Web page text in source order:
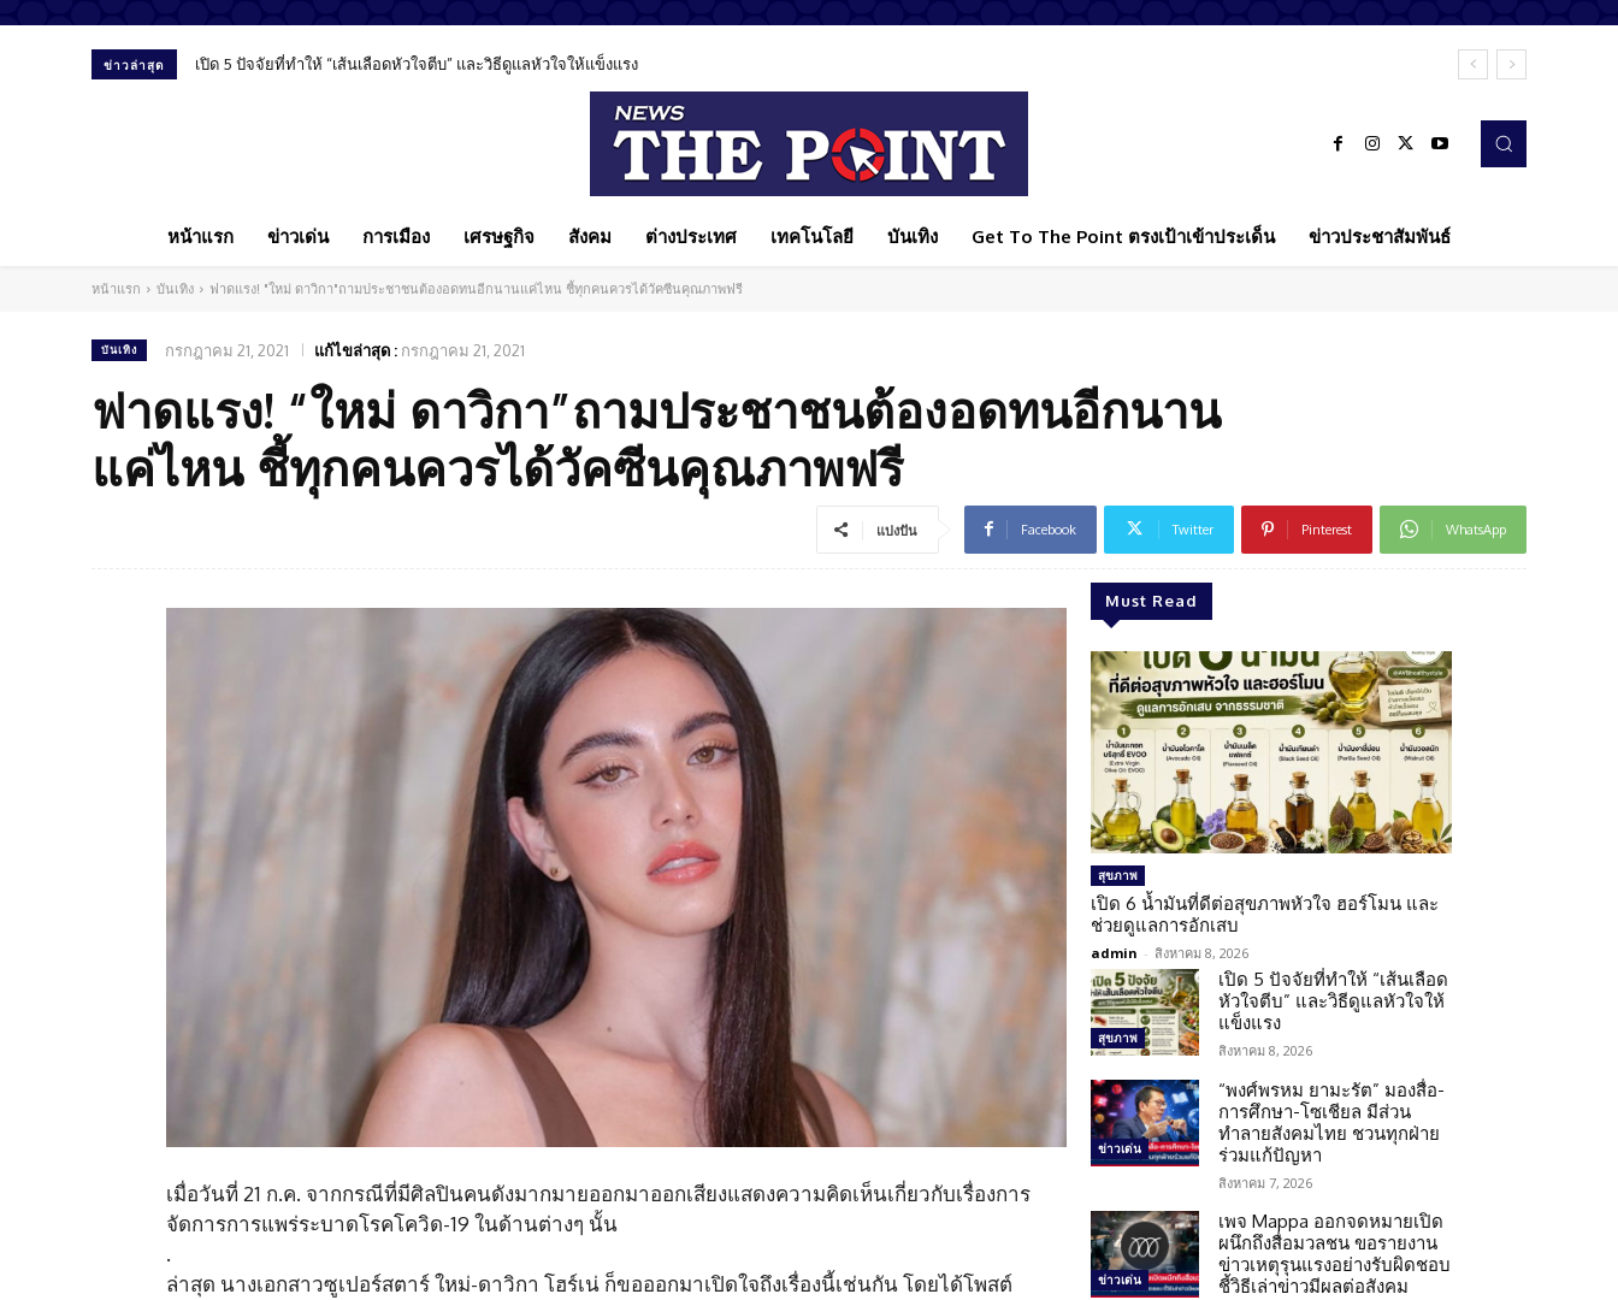
ข่าวล่าสุด เปิด 5 ปัจจัยที่ทำให้ “เส้นเลือดหัวใจตีบ” และวิธีดูแลหัวใจให้แข็งแรง
หน้าแรก ข่าวเด่น การเมือง เศรษฐกิจ สังคม ต่างประเทศ เทคโนโลยี บันเทิง Get To The Point ตรงเป้าเข้าประเด็น ข่าวประชาสัมพันธ์
หน้าแรก บันเทิง ฟาดแรง! "ใหม่ ดาวิกา"ถามประชาชนต้องอดทนอีกนานแค่ไหน ชี้ทุกคนควรได้วัคซีนคุณภาพฟรี
บันเทิง กรกฎาคม 21, 2021 แก้ไขล่าสุด : กรกฎาคม 21, 2021
ฟาดแรง! “ใหม่ ดาวิกา”ถามประชาชนต้องอดทนอีกนาน
แค่ไหน ชี้ทุกคนควรได้วัคซีนคุณภาพฟรี
แบ่งปัน Facebook Twitter Pinterest WhatsApp
เมื่อวันที่ 21 ก.ค. จากกรณีที่มีศิลปินคนดังมากมายออกมาออกเสียงแสดงความคิดเห็นเกี่ยวกับเรื่องการ
จัดการการแพร่ระบาดโรคโควิด-19 ในด้านต่างๆ นั้น
.
ล่าสุด นางเอกสาวซูเปอร์สตาร์ ใหม่-ดาวิกา โฮร์เน่ ก็ขอออกมาเปิดใจถึงเรื่องนี้เช่นกัน โดยได้โพสต์
Must Read
สุขภาพ
เปิด 6 น้ำมันที่ดีต่อสุขภาพหัวใจ ฮอร์โมน และ
ช่วยดูแลการอักเสบ
admin - สิงหาคม 8, 2026
สุขภาพ
เปิด 5 ปัจจัยที่ทำให้ “เส้นเลือด
หัวใจตีบ” และวิธีดูแลหัวใจให้
แข็งแรง
สิงหาคม 8, 2026
ข่าวเด่น
“พงศ์พรหม ยามะรัต” มองสื่อ-
การศึกษา-โซเชียล มีส่วน
ทำลายสังคมไทย ชวนทุกฝ่าย
ร่วมแก้ปัญหา
สิงหาคม 7, 2026
ข่าวเด่น
เพจ Mappa ออกจดหมายเปิด
ผนึกถึงสื่อมวลชน ขอรายงาน
ข่าวเหตุรุนแรงอย่างรับผิดชอบ
ชี้วิธีเล่าข่าวมีผลต่อสังคม